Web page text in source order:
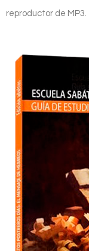
reproductor de MP3.